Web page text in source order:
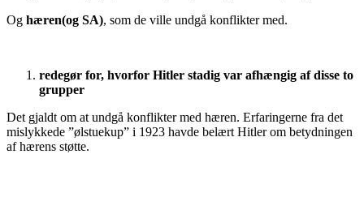
Og hæren(og SA), som de ville undgå konflikter med.
redegør for, hvorfor Hitler stadig var afhængig af disse to
grupper
Det gjaldt om at undgå konflikter med hæren. Erfaringerne fra det
mislykkede ”ølstuekup” i 1923 havde belært Hitler om betydningen
af hærens støtte.